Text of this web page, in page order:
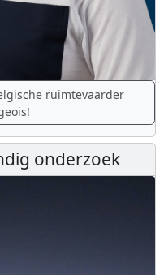
ruimtevaarder
onderzoek